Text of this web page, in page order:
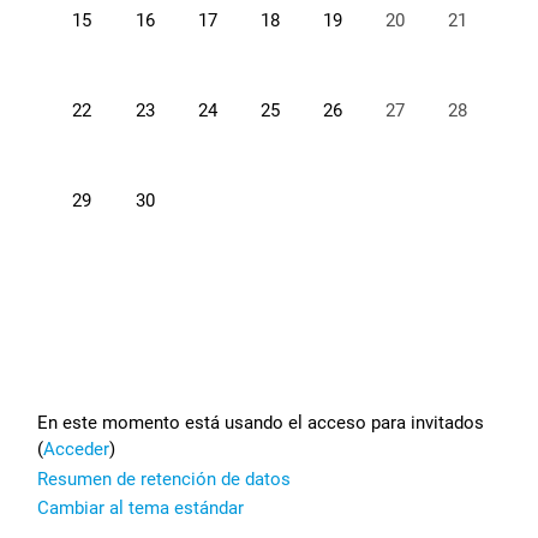
Sin eventos, lunes, 15 junio
15 Sin eventos, martes, 16 junio
16 Sin eventos, miércoles, 17 junio
17 Sin eventos, jueves, 18 junio
18 Sin eventos, viernes, 19
19 Sin eventos,
20 Sin
21
Sin eventos, lunes, 22 junio
22 Sin eventos, martes, 23 junio
23 Sin eventos, miércoles, 24 junio
24 Sin eventos, jueves, 25 junio
25 Sin eventos, viernes, 26
26 Sin eventos,
27 Sin
28
Sin eventos, lunes, 29 junio
29 Sin eventos, martes, 30 junio
30
En este momento está usando el acceso para invitados
(Acceder)
Resumen de retención de datos
Cambiar al tema estándar